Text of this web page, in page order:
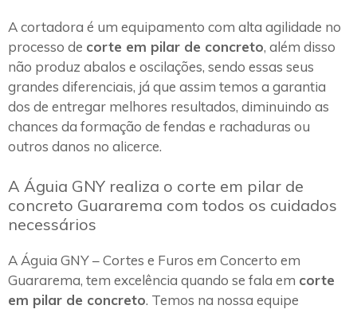
A cortadora é um equipamento com alta agilidade no
processo de corte em pilar de concreto, além disso
não produz abalos e oscilações, sendo essas seus
grandes diferenciais, já que assim temos a garantia
dos de entregar melhores resultados, diminuindo as
chances da formação de fendas e rachaduras ou
outros danos no alicerce.
A Águia GNY realiza o corte em pilar de
concreto Guararema com todos os cuidados
necessários
A Águia GNY – Cortes e Furos em Concerto em
Guararema, tem excelência quando se fala em corte
em pilar de concreto. Temos na nossa equipe